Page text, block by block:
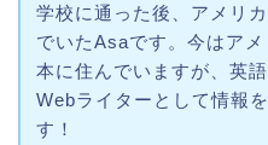
学校に通った後、アメリ
でいたAsaです。今はア
本に住んでいますが、英
Webライターとして情報
す！